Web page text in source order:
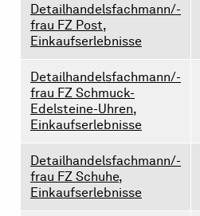
Detailhandelsfachmann/-
frau FZ Post,
Einkaufserlebnisse
Detailhandelsfachmann/-
frau FZ Schmuck-
Edelsteine-Uhren,
Einkaufserlebnisse
Detailhandelsfachmann/-
frau FZ Schuhe,
Einkaufserlebnisse